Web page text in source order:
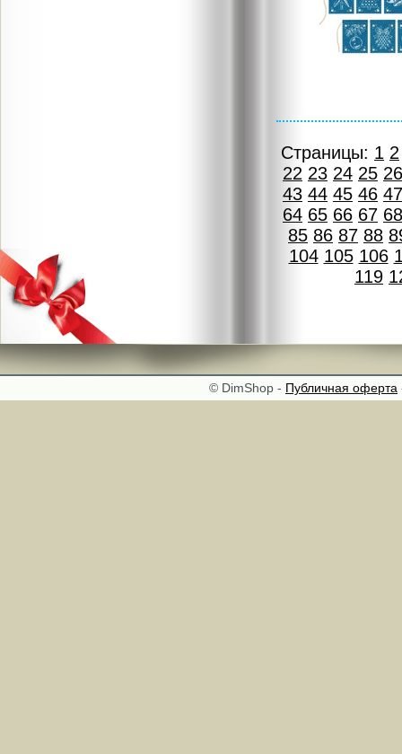
Страницы: 1 2
22 23 24 25 26
43 44 45 46 47
64 65 66 67 68
85 86 87 88
104 105 106
119
© DimShop - Публичная оферта